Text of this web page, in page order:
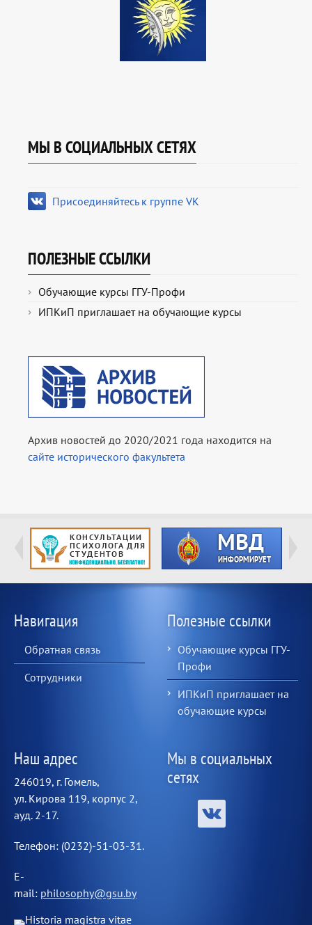
МЫ В СОЦИАЛЬНЫХ СЕТЯХ
Присоединяйтесь к группе VK
ПОЛЕЗНЫЕ ССЫЛКИ
Обучающие курсы ГГУ-Профи
ИПКиП приглашает на обучающие курсы
Архив новостей до 2020/2021 года находится на
сайте исторического факультета
Навигация
Обратная связь
Сотрудники
Полезные ссылки
Обучающие курсы ГГУ-
Профи
ИПКиП приглашает на
обучающие курсы
Наш адрес
246019, г. Гомель,
ул. Кирова 119, корпус 2,
ауд. 2-17.
Телефон: (0232)-51-03-31.
E-
mail: philosophy@gsu.by
Мы в социальных
сетях